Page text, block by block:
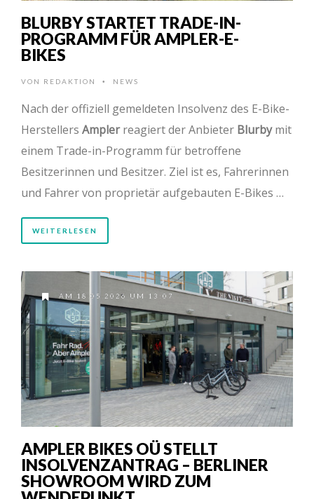
BLURBY STARTET TRADE-IN-
PROGRAMM FÜR AMPLER-E-
BIKES
VON REDAKTION • NEWS
Nach der offiziell gemeldeten Insolvenz des E-Bike-
Herstellers Amplerreagiert der Anbieter Blurbymit
einem Trade-in-Programm für betroffene
Besitzerinnen und Besitzer. Ziel ist es, Fahrerinnen
und Fahrer von proprietär aufgebauten E-Bikes …
WEITERLESEN
AM 18.05.2026 UM 13:07
AMPLER BIKES OÜ STELLT
INSOLVENZANTRAG – BERLINER
SHOWROOM WIRD ZUM